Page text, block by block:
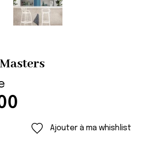
Ajouter à ma whishlist